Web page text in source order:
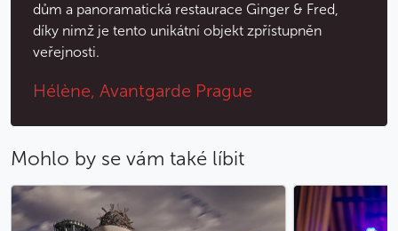
dům a panoramatická restaurace Ginger & Fred,
díky nimž je tento unikátní objekt zpřístupněn
veřejnosti.
Hélène, Avantgarde Prague
Mohlo by se vám také líbit